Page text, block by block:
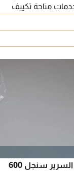
متاحة تكييف
ما عدا الجمعة
600 يوجد سكن شباب عرب نظيف سعر السرير سنجل 600